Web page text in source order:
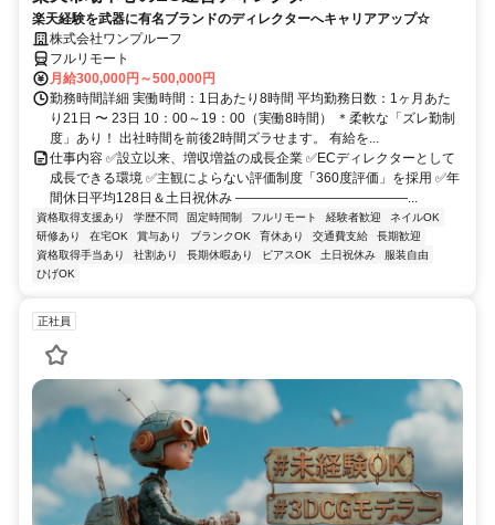
楽天経験を武器に有名ブランドのディレクターへキャリアアップ☆
株式会社ワンプルーフ
フルリモート
月給300,000円～500,000円
勤務時間詳細 実働時間：1日あたり8時間 平均勤務日数：1ヶ月あた
り21日 〜 23日 10：00～19：00（実働8時間） ＊柔軟な「ズレ勤制
度」あり！ 出社時間を前後2時間ズラせます。 有給を...
仕事内容 ✅設立以来、増収増益の成長企業 ✅ECディレクターとして
成長できる環境 ✅主観によらない評価制度「360度評価」を採用 ✅年
間休日平均128日＆土日祝休み ―――――――――――――...
資格取得支援あり 学歴不問 固定時間制 フルリモート 経験者歓迎
ネイルOK
研修あり
在宅OK 賞与あり ブランクOK 育休あり 交通費支給
長期歓迎
資格取得手当あり
社割あり 長期休暇あり ピアスOK 土日祝休み
服装自由
ひげOK
正社員